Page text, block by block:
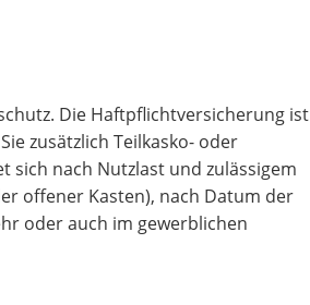
Die Haftpflichtversicherung ist
zusätzlich Teilkasko- oder
sich nach Nutzlast und zulässigem
offener Kasten), nach Datum der
oder auch im gewerblichen